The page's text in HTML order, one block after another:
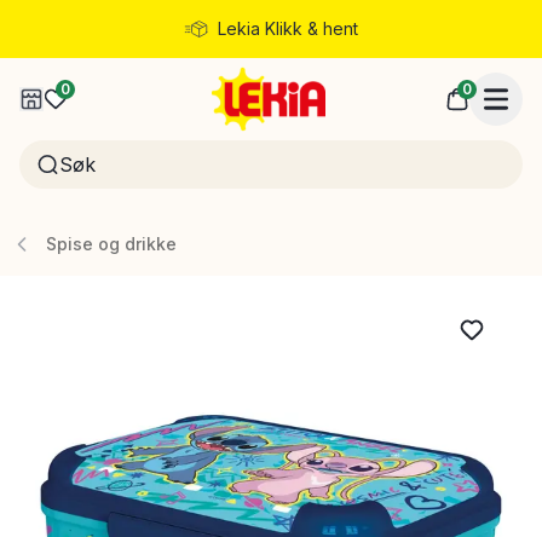
Lekia Klikk & hent
Rask levering
0 0
Spise og drikke